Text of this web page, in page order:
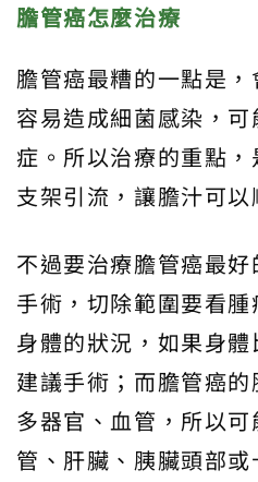
膽管癌怎麼治療
膽管癌最糟的一點是，
容易造成細菌感染，
症。所以治療的重點
支架引流，讓膽汁可以
不過要治療膽管癌最
手術，切除範圍要看
身體的狀況，如果身
建議手術；而膽管癌
多器官、血管，所以
管、肝臟、胰臟頭部